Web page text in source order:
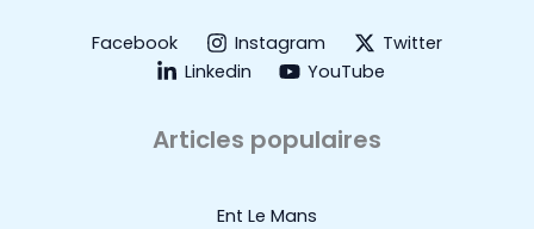
Facebook Instagram
Twitter
Linkedin
YouTube
Articles populaires
Ent Le Mans